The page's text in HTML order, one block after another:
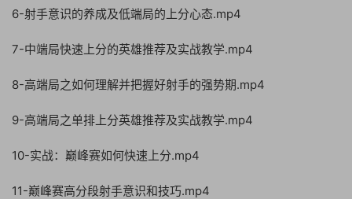
6-射手意识的养成及低端局的上分心态.mp4
7-中端局快速上分的英雄推荐及实战教学.mp4
8-高端局之如何理解并把握好射手的强势期.mp4
9-高端局之单排上分英雄推荐及实战教学.mp4
10-实战：巅峰赛如何快速上分.mp4
11-巅峰赛高分段射手意识和技巧.mp4